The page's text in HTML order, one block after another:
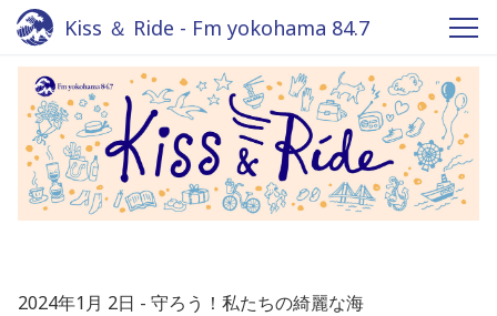
Kiss ＆ Ride - Fm yokohama 84.7
2024年1月 2日 守ろう！私たちの綺麗な海